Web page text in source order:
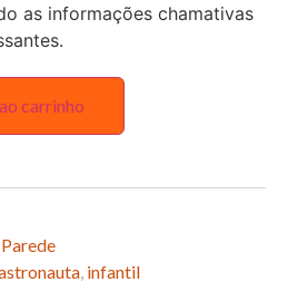
as informações chamativas
carrinho
infantil